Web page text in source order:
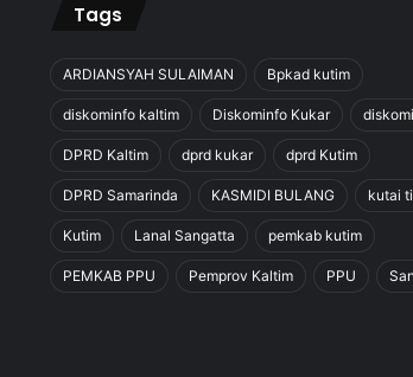
Tags
ARDIANSYAH SULAIMAN Bpkad kutim
diskominfo kaltim Diskominfo Kukar
DPRD Kaltim dprd kukar dprd Kutim
DPRD Samarinda KASMIDI BULANG kutai
Kutim Lanal Sangatta pemkab kutim
PEMKAB PPU Pemprov Kaltim PPU